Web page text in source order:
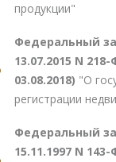
продукции"
Федеральный
13.07.2015 N
03.08.2018) "О
регистрации
Федеральный
15.11.1997 N